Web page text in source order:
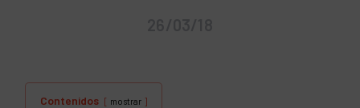
Contenidos mostrar